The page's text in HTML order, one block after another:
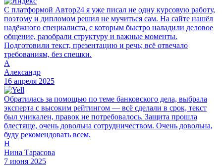
С платформой Автор24 я уже писал не одну курсовую работу,
поэтому и дипломом решил не мучиться сам. На сайте нашёл
надёжного специалиста, с которым быстро наладили деловое
общение, разобрали структуру и важные моменты.
Подготовили текст, презентацию и речь; всё отвечало
требованиям, без спешки.
А
Александр
16 апреля 2025
Обратилась за помощью по теме банковского дела, выбрала
эксперта с высоким рейтингом — всё сделали в срок, текст
был уникален, правок не потребовалось. Защита прошла
блестяще, очень довольна сотрудничеством. Очень довольна,
буду рекомендовать всем.
Н
Нина Тарасова
7 июня 2025